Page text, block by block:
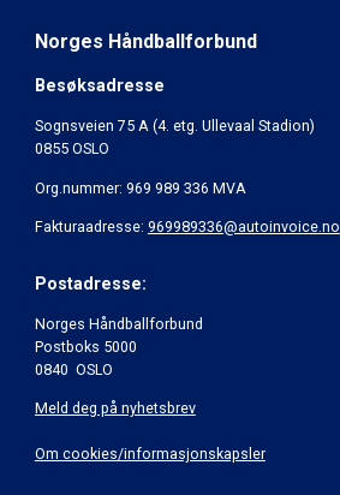
Norges Håndballforbund
Besøksadresse
Sognsveien 75 A (4. etg. Ullevaal Stadion)
0855 OSLO
Org.nummer: 969 989 336 MVA
Fakturaadresse: 969989336@autoinvoice.no
Postadresse:
Norges Håndballforbund
Postboks 5000
0840 OSLO
Meld deg på nyhetsbrev
Om cookies/informasjonskapsler